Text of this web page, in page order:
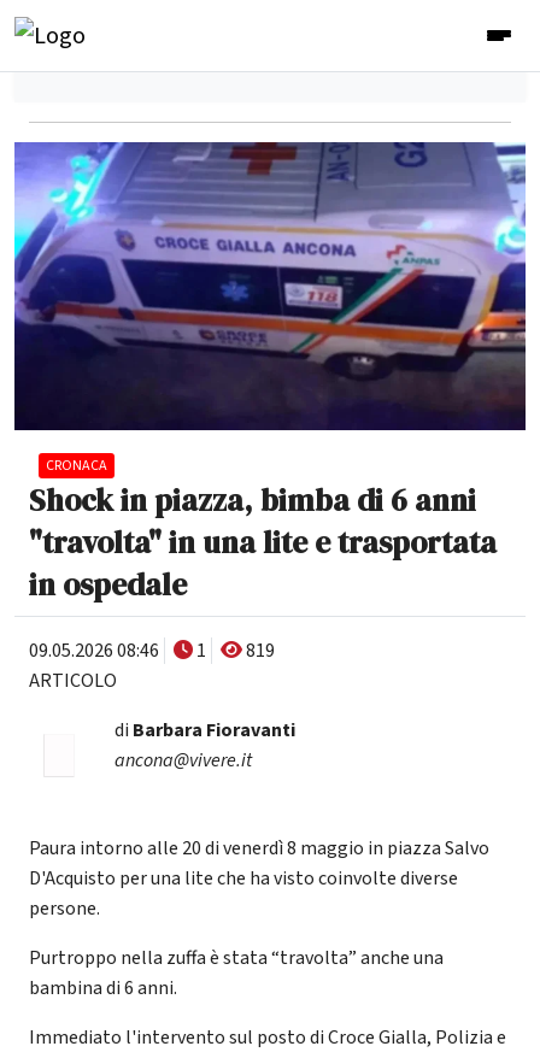
CRONACA
Shock in piazza, bimba di 6 anni
"travolta" in una lite e trasportata
in ospedale
09.05.2026 08:46 1
819
ARTICOLO
di Barbara Fioravanti
ancona@vivere.it
Paura intorno alle 20 di venerdì 8 maggio in piazza Salvo
D'Acquisto per una lite che ha visto coinvolte diverse
persone.
Purtroppo nella zuffa è stata “travolta” anche una
bambina di 6 anni.
Immediato l'intervento sul posto di Croce Gialla, Polizia e